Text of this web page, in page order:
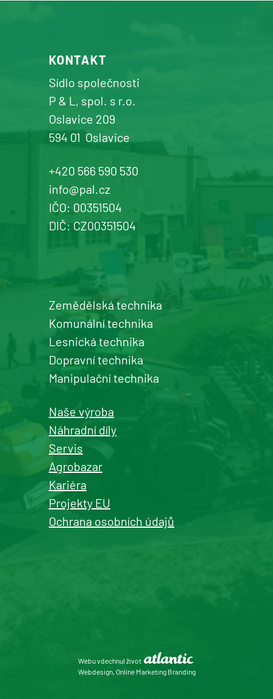
KONTAKT
Sídlo společnosti
P & L, spol. s r.o.
Oslavice 209
594 01 Oslavice
+420 566 590 530
info@pal.cz
IČO: 00351504
DIČ: CZ00351504
Zemědělská technika
Komunální technika
Lesnická technika
Dopravní technika
Manipulační technika
Naše výroba
Náhradní díly
Servis
Agrobazar
Kariéra
Projekty EU
Ochrana osobních údajů
Webu vdechnul život
Webdesign, Online Marketing Branding